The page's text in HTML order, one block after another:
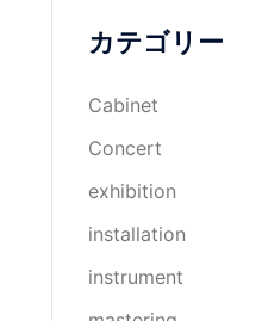
カテゴリー
Cabinet
Concert
exhibition
installation
instrument